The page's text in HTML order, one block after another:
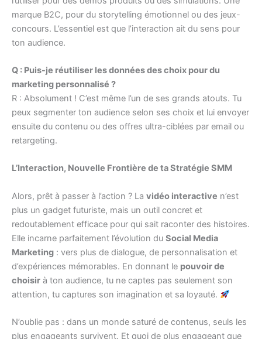
marque B2C, pour du storytelling émotionnel ou des jeux-
concours. L’essentiel est que l’interaction ait du sens pour
ton audience.
Q : Puis-je réutiliser les données des choix pour du
marketing personnalisé ?
R : Absolument ! C’est même l’un de ses grands atouts. Tu
peux segmenter ton audience selon ses choix et lui envoyer
ensuite du contenu ou des offres ultra-ciblées par email ou
retargeting.
L’Interaction, Nouvelle Frontière de ta Stratégie SMM
Alors, prêt à passer à l’action ? La vidéo interactive n’est
plus un gadget futuriste, mais un outil concret et
redoutablement efficace pour qui sait raconter des histoires.
Elle incarne parfaitement l’évolution du Social Media
Marketing : vers plus de dialogue, de personnalisation et
d’expériences mémorables. En donnant le pouvoir de
choisir à ton audience, tu ne captes pas seulement son
attention, tu captures son imagination et sa loyauté.
N’oublie pas : dans un monde saturé de contenus, seuls les
plus engageants survivent. Et quoi de plus engageant que